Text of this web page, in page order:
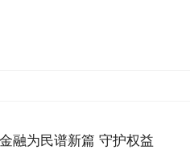
融为民谱新篇 守护权益